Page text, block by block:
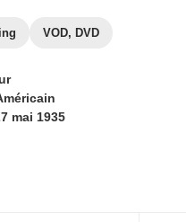
VOD, DVD
mai 1935